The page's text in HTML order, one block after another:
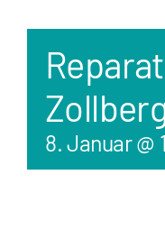
8. Januar @